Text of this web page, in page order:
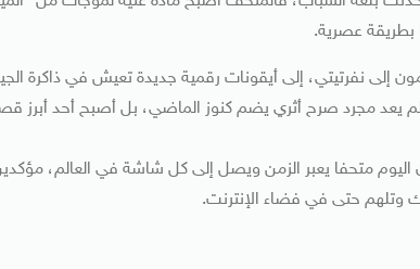
بطريقة عصرية.
إلى نفرتيتي، إلى أيقونات رقمية جديدة تعيش في ذاكرة
لم يعد مجرد صرح أثري يضم كنوز الماضي، بل أصبح أحد أبرز
اليوم متحفا يعبر الزمن ويصل إلى كل شاشة في العالم،
وتلهم حتى في فضاء الإنترنت.